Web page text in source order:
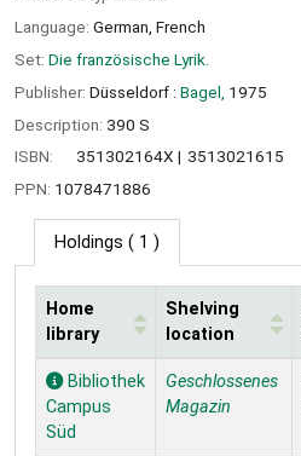
Language: German French
Set: Die französische Lyrik.
Publisher: Düsseldorf : Bagel, 1975
Description: 390 S
ISBN:
351302164X
3513021615
PPN: 1078471886
Holdings ( 1 )
Holdings
Home
library
Shelving
location
Bibliothek
Campus
Süd
Geschlossenes
Magazin